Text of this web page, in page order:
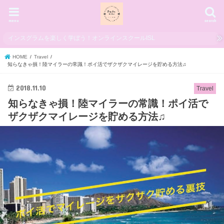
search
menu
インスグラムを楽しく学ぼう！オンラインスクールISL
HOME
Travel
知らなきゃ損！陸マイラーの常識！ポイ活でザクザクマイレージを貯める方法♫
Travel
2018.11.10
知らなきゃ損！陸マイラーの常識！ポイ活で
ザクザクマイレージを貯める方法♫